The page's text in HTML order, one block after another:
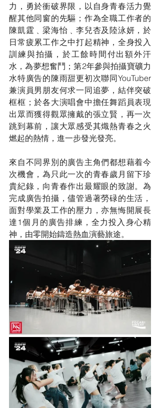
力，勇於衝破界限，以自身青春活力覺
醒其他同窗的先驅；作為全職工作者的
陳凱霆﹑梁海怡﹑李兒杏及陸泳妍，於
日常疲累工作之中打起精神，全身投入
訓練與拍攝，於工餘時間付出額外汗
水，為夢想奮鬥；第2年參與拍攝寶礦力
水特廣告的陳雨甜更初次聯同YouTuber
兼演員男朋友何求一同追夢，結伴突破
框框；於各大演唱會中擔任舞蹈員表現
出眾而獲得觀眾擁戴的張立賢，再一次
跳到幕前，讓大眾感受其熾熱青春之火
燃起的熱情，進一步發光發亮。
來自不同界別的廣告主角們都想藉着今
次機會，為只此一次的青春歲月留下珍
貴紀錄，向青春作出最耀眼的致謝。為
完成廣告拍攝，儘管過著勞碌的生活，
面對學業及工作的壓力，亦無悔開展長
達1個月的廣告排練，全力投入身心精
神，由零開始鑄造熱血演藝旅途。